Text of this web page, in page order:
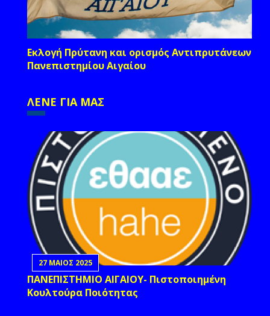
Εκλογή Πρύτανη και ορισμός Αντιπρυτάνεων
Πανεπιστημίου Αιγαίου
ΛΕΝΕ ΓΙΑ ΜΑΣ
27 ΜΑΙΟΣ 2025
ΠΑΝΕΠΙΣΤΗΜΙΟ ΑΙΓΑΙΟΥ- Πιστοποιημένη
Κουλτούρα Ποιότητας